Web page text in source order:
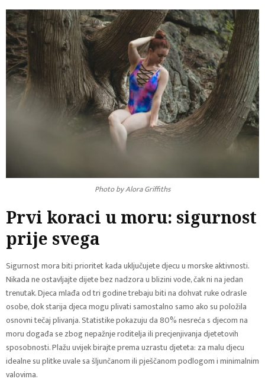
Photo by Alora Griffiths
Prvi koraci u moru: sigurnost
prije svega
Sigurnost mora biti prioritet kada uključujete djecu u morske aktivnosti.
Nikada ne ostavljajte dijete bez nadzora u blizini vode, čak ni na jedan
trenutak. Djeca mlađa od tri godine trebaju biti na dohvat ruke odrasle
osobe, dok starija djeca mogu plivati samostalno samo ako su položila
osnovni tečaj plivanja. Statistike pokazuju da 80% nesreća s djecom na
moru događa se zbog nepažnje roditelja ili precjenjivanja djetetovih
sposobnosti. Plažu uvijek birajte prema uzrastu djeteta: za malu djecu
idealne su plitke uvale sa šljunčanom ili pješčanom podlogom i minimalnim
valovima.